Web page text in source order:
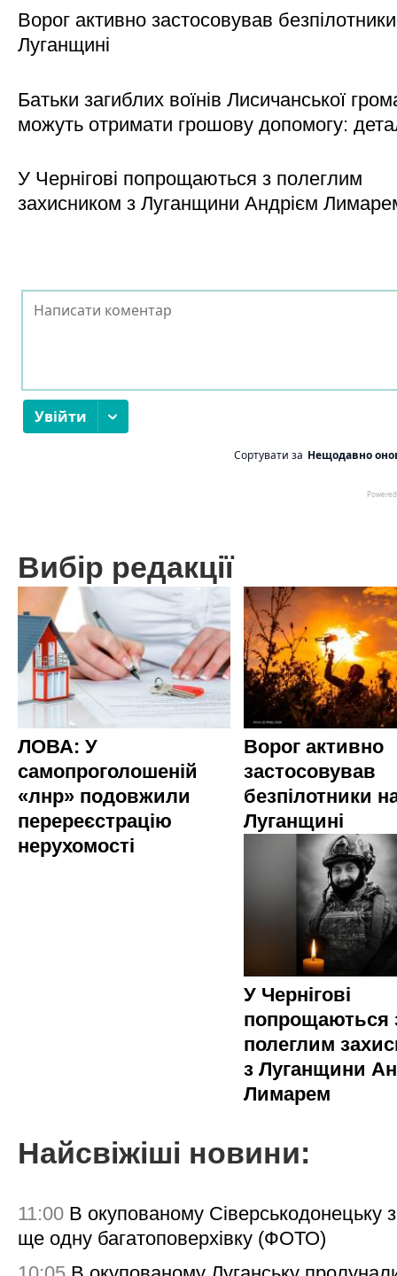
Ворог активно застосовував
Луганщині
Батьки загиблих воїнів Лисичанської
можуть отримати грошову допомогу:
У Чернігові попрощаються з полеглим
захисником з Луганщини Андрієм
Вибір редакції
ЛОВА: У
самопроголошеній
«лнр» подовжили
перереєстрацію
нерухомості
Ворог активно
застосовував
безпілотники
Луганщині
У Чернігові
попрощаються
полеглим
з Луганщини
Лимарем
Найсвіжіші новини:
11:00 В окупованому Сіверськодонецьку
ще одну багатоповерхівку (ФОТО)